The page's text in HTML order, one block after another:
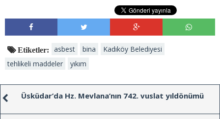
Etiketler: asbest bina
Kadıköy Belediyesi
tehlikeli maddeler
yıkım
Üsküdar’da Hz. Mevlana’nın 742. vuslat yıldönümü